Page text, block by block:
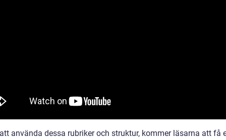
använda dessa rubriker och struktur, kommer läsarna att få